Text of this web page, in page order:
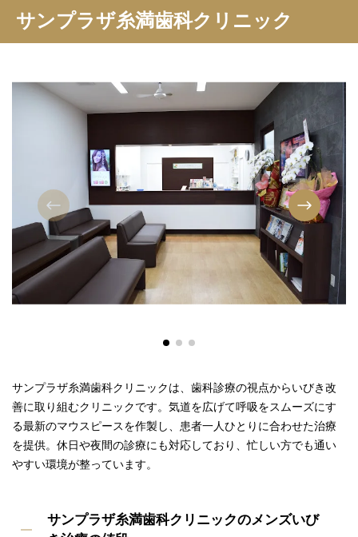
サンプラザ糸満歯科クリニック
サンプラザ糸満歯科クリニックは、歯科診療の視点からいびき改
善に取り組むクリニックです。気道を広げて呼吸をスムーズにす
る最新のマウスピースを作製し、患者一人ひとりに合わせた治療
を提供。休日や夜間の診療にも対応しており、忙しい方でも通い
やすい環境が整っています。
サンプラザ糸満歯科クリニックのメンズいび